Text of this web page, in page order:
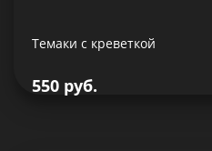
Темаки с креветкой
550 руб.